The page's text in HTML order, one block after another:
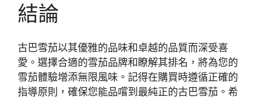
結論
古巴雪茄以其優雅的品味和卓越的品質而深受喜
愛。選擇合適的雪茄品牌和瞭解其排名，將為您的
雪茄體驗增添無限風味。記得在購買時遵循正確的
指導原則，確保您能品嚐到最純正的古巴雪茄。希